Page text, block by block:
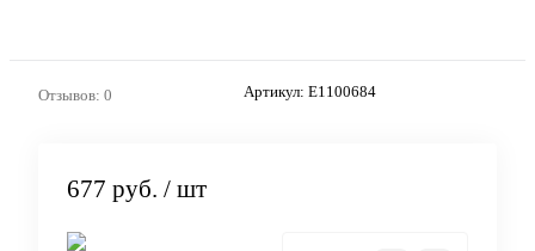
Отзывов: 0 Артикул: E1100684
677 руб. / шт